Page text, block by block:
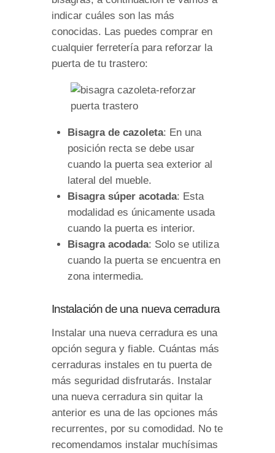
indicar cuáles son las más
conocidas. Las puedes comprar en
cualquier ferretería para reforzar la
puerta de tu trastero:
Bisagra de cazoleta: En una
posición recta se debe usar
cuando la puerta sea exterior al
lateral del mueble.
Bisagra súper acotada: Esta
modalidad es únicamente usada
cuando la puerta es interior.
Bisagra acodada: Solo se utiliza
cuando la puerta se encuentra en
zona intermedia.
Instalación de una nueva cerradura
Instalar una nueva cerradura es una
opción segura y fiable. Cuántas más
cerraduras instales en tu puerta de
más seguridad disfrutarás. Instalar
una nueva cerradura sin quitar la
anterior es una de las opciones más
recurrentes, por su comodidad. No te
recomendamos instalar muchísimas